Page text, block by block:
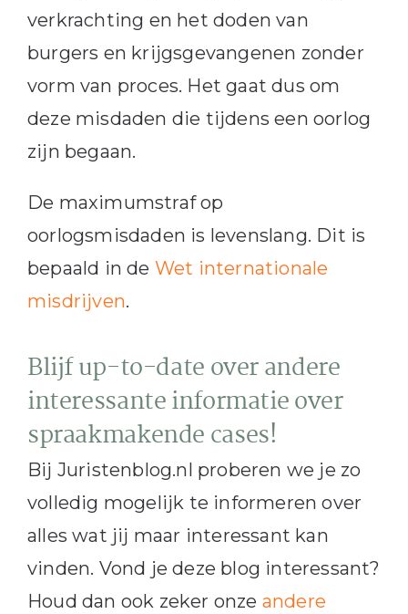
verkrachting en het doden van
burgers en krijgsgevangenen zonder
vorm van proces. Het gaat dus om
deze misdaden die tijdens een oorlog
zijn begaan.
De maximumstraf op
oorlogsmisdaden is levenslang. Dit is
bepaald in de Wet internationale
misdrijven.
Blijf up-to-date over andere
interessante informatie over
spraakmakende cases!
Bij Juristenblog.nl proberen we je zo
volledig mogelijk te informeren over
alles wat jij maar interessant kan
vinden. Vond je deze blog interessant?
Houd dan ook zeker onze andere